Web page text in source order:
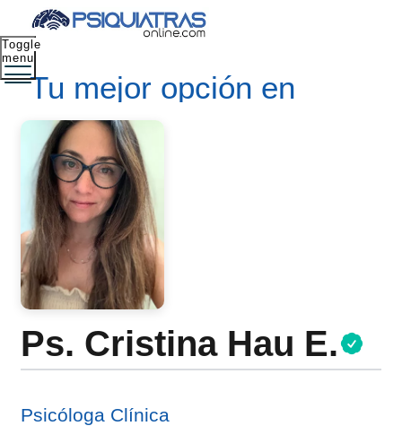
Tu mejor opción en
salud mental
Toggle
menu
Ps. Cristina Hau E.
Psicóloga Clínica